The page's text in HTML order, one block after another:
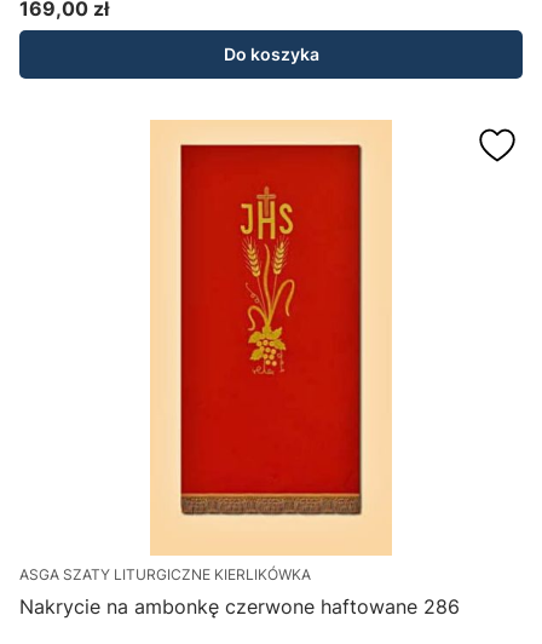
Cena
169,00 zł
Do koszyka
ASGA SZATY LITURGICZNE KIERLIKÓWKA
Nakrycie na ambonkę czerwone haftowane 286